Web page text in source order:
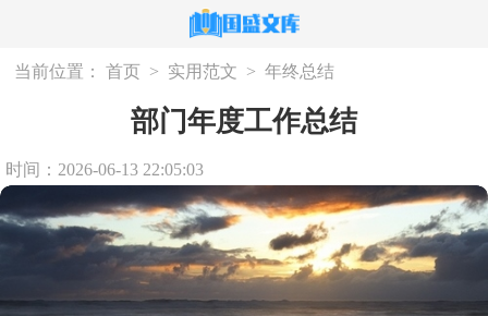
当前位置： 首页 > 实用范文 > 年终总结
部门年度工作总结
时间：2026-06-13 22:05:03